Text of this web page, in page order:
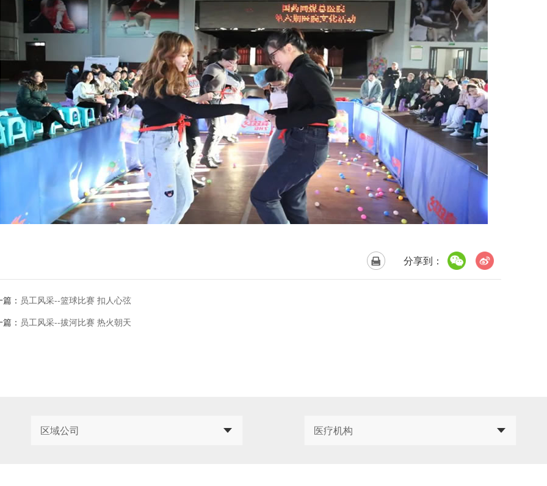
分享到：
篇： 员工风采--篮球比赛 扣人心弦
： 员工风采--拔河比赛 热火朝天
区域公司 医疗机构